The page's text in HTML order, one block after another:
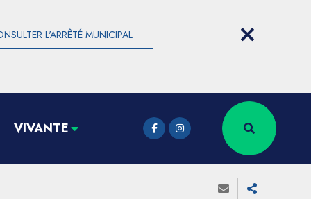
L'ARRÊTÉ MUNICIPAL
VIVANTE